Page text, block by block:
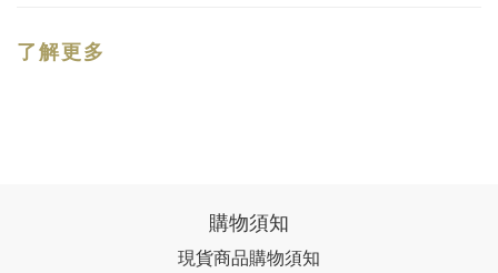
了解更多
購物須知
現貨商品購物須知